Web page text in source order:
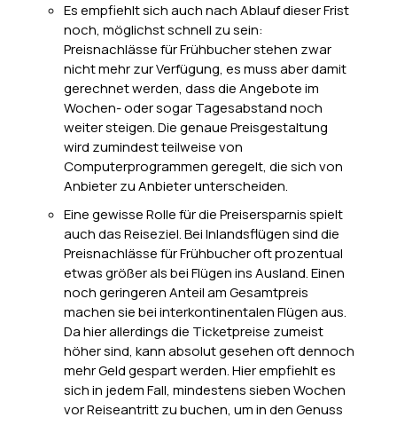
Es empfiehlt sich auch nach Ablauf dieser Frist
noch, möglichst schnell zu sein:
Preisnachlässe für Frühbucher stehen zwar
nicht mehr zur Verfügung, es muss aber damit
gerechnet werden, dass die Angebote im
Wochen- oder sogar Tagesabstand noch
weiter steigen. Die genaue Preisgestaltung
wird zumindest teilweise von
Computerprogrammen geregelt, die sich von
Anbieter zu Anbieter unterscheiden.
Eine gewisse Rolle für die Preisersparnis spielt
auch das Reiseziel. Bei Inlandsflügen sind die
Preisnachlässe für Frühbucher oft prozentual
etwas größer als bei Flügen ins Ausland. Einen
noch geringeren Anteil am Gesamtpreis
machen sie bei interkontinentalen Flügen aus.
Da hier allerdings die Ticketpreise zumeist
höher sind, kann absolut gesehen oft dennoch
mehr Geld gespart werden. Hier empfiehlt es
sich in jedem Fall, mindestens sieben Wochen
vor Reiseantritt zu buchen, um in den Genuss